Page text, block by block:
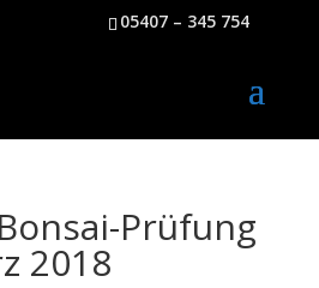
05407 – 345 754
Prüfung
2018